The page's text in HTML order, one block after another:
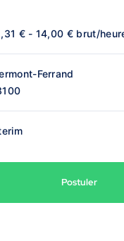
€ - 14,00 € brut/
Ferrand
Postuler